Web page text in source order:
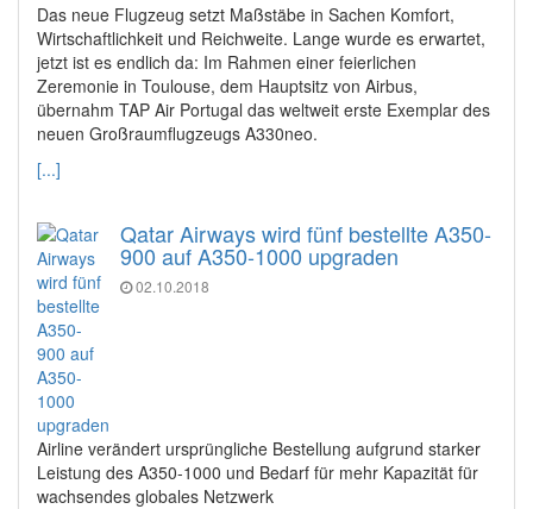
Das neue Flugzeug setzt Maßstäbe in Sachen Komfort,
Wirtschaftlichkeit und Reichweite. Lange wurde es erwartet,
jetzt ist es endlich da: Im Rahmen einer feierlichen
Zeremonie in Toulouse, dem Hauptsitz von Airbus,
übernahm TAP Air Portugal das weltweit erste Exemplar des
neuen Großraumflugzeugs A330neo.
[...]
Qatar Airways wird fünf bestellte A350-
900 auf A350-1000 upgraden
02.10.2018
Airline verändert ursprüngliche Bestellung aufgrund starker
Leistung des A350-1000 und Bedarf für mehr Kapazität für
wachsendes globales Netzwerk